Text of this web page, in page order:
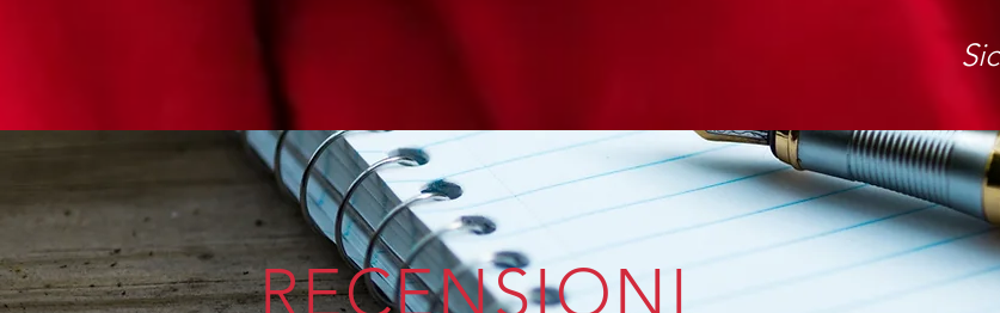
RECENSIONI